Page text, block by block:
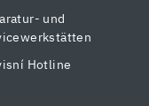
und
Hotline